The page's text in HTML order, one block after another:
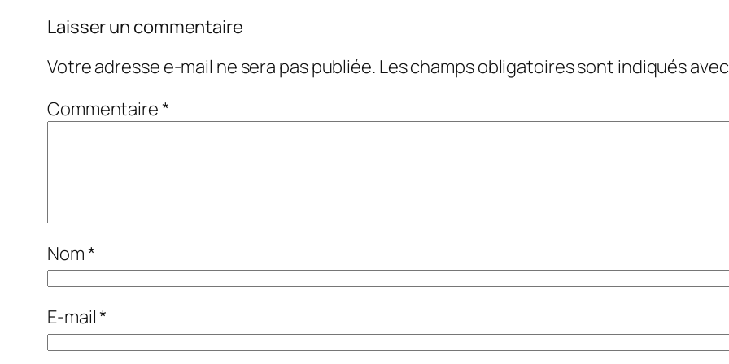
Laisser un commentaire
Votre adresse e-mail ne sera pas publiée. Les champs obligatoires sont indiqués
Commentaire*
Nom*
E-mail*